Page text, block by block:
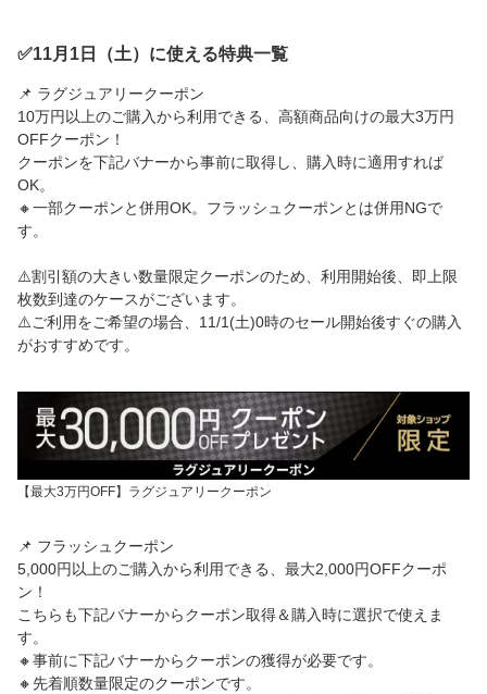
✅11月1日（土）に使える特典一覧
📌 ラグジュアリークーポン
10万円以上のご購入から利用できる、高額商品向けの最大3万円
OFFクーポン！
クーポンを下記バナーから事前に取得し、購入時に適用すれば
OK。
🔸一部クーポンと併用OK。フラッシュクーポンとは併用NGで
す。
⚠️割引額の大きい数量限定クーポンのため、利用開始後、即上限
枚数到達のケースがございます。
⚠️ご利用をご希望の場合、11/1(土)0時のセール開始後すぐの購入
がおすすめです。
【最大3万円OFF】ラグジュアリークーポン
📌 フラッシュクーポン
5,000円以上のご購入から利用できる、最大2,000円OFFクーポ
ン！
こちらも下記バナーからクーポン取得＆購入時に選択で使えま
す。
🔸事前に下記バナーからクーポンの獲得が必要です。
🔸先着順数量限定のクーポンです。